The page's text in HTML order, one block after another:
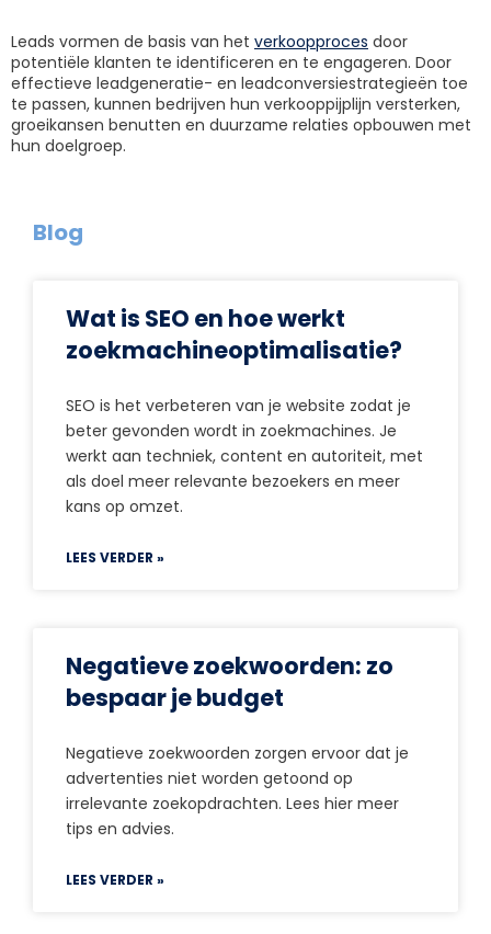
Leads vormen de basis van het verkoopproces door
potentiële klanten te identificeren en te engageren. Door
effectieve leadgeneratie- en leadconversiestrategieën toe
te passen, kunnen bedrijven hun verkooppijplijn versterken,
groeikansen benutten en duurzame relaties opbouwen met
hun doelgroep.
Blog
Wat is SEO en hoe werkt
zoekmachineoptimalisatie?
SEO is het verbeteren van je website zodat je
beter gevonden wordt in zoekmachines. Je
werkt aan techniek, content en autoriteit, met
als doel meer relevante bezoekers en meer
kans op omzet.
LEES VERDER »
Negatieve zoekwoorden: zo
bespaar je budget
Negatieve zoekwoorden zorgen ervoor dat je
advertenties niet worden getoond op
irrelevante zoekopdrachten. Lees hier meer
tips en advies.
LEES VERDER »